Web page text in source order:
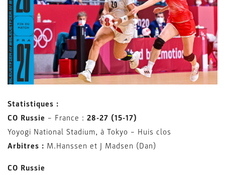
Statistiques :
CO Russie – France : 28-27 (15-17)
Yoyogi National Stadium, à Tokyo – Huis clos
Arbitres : M.Hanssen et J Madsen (Dan)
CO Russie